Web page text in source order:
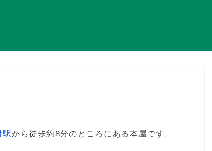
駅から徒歩約8分のところにある本屋です。